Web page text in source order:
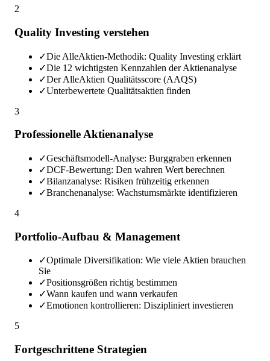
2
Quality Investing verstehen
✓Die AlleAktien-Methodik: Quality Investing erklärt
✓Die 12 wichtigsten Kennzahlen der Aktienanalyse
✓Der AlleAktien Qualitätsscore (AAQS)
✓Unterbewertete Qualitätsaktien finden
3
Professionelle Aktienanalyse
✓Geschäftsmodell-Analyse: Burggraben erkennen
✓DCF-Bewertung: Den wahren Wert berechnen
✓Bilanzanalyse: Risiken frühzeitig erkennen
✓Branchenanalyse: Wachstumsmärkte identifizieren
4
Portfolio-Aufbau & Management
✓Optimale Diversifikation: Wie viele Aktien brauchen
Sie
✓Positionsgrößen richtig bestimmen
✓Wann kaufen und wann verkaufen
✓Emotionen kontrollieren: Diszipliniert investieren
5
Fortgeschrittene Strategien